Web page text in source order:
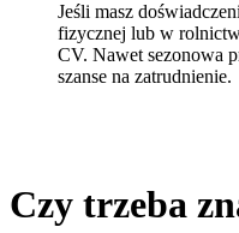
Jeśli masz
fizycznej lub w
CV. Nawet sezonowa
szanse na zatrudnienie.
Czy trzeba